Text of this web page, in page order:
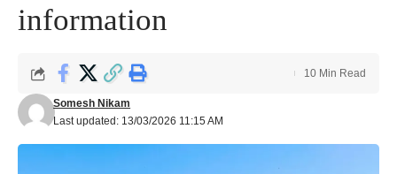
information
Last updated: 13/03/2026 11:15 AM
Somesh Nikam
10 Min Read